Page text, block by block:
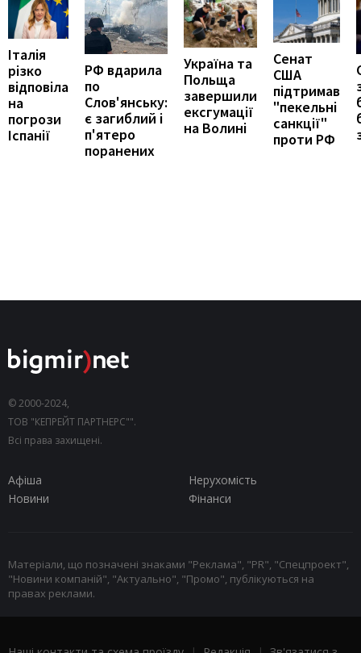
Італія
різко
відповіла
на
погрози
Іспанії
РФ вдарила
по
Слов'янську:
є загиблий і
п'ятеро
поранених
Україна та
Польща
завершили
ексгумації
на Волині
Сенат
США
підтримав
"пекельні
санкції"
проти РФ
© 2000-2024,
ТОВ "КЕПРЕЙТ ПАРТНЕРС"".
Всі права захищені.
Афіша
Нерухомість
Новини
Фінанси
Матеріали, що позначені знаками "Реклама", "PR", "Спецпроект",
"Новини компаній", "Актуально", "Промо", публікуються на
правах реклами.